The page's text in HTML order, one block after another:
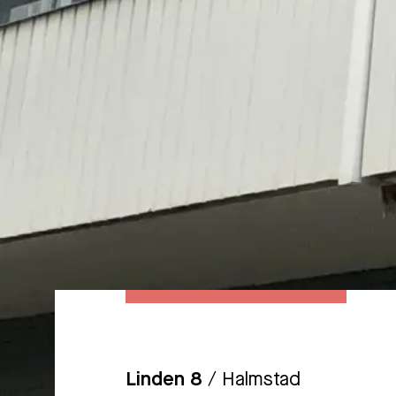
Linden 8 / Halmstad